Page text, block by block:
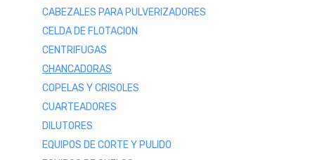
CABEZALES PARA PULVERIZADORES
CELDA DE FLOTACION
CENTRIFUGAS
CHANCADORAS
COPELAS Y CRISOLES
CUARTEADORES
DILUTORES
EQUIPOS DE CORTE Y PULIDO